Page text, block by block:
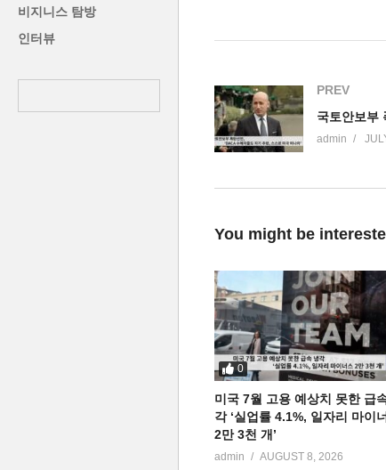
비지니스 탐방
인터뷰
PREV
admin
You might be
0
미국 7월 고용 예상치 못한 급
각 ‘실업률 4.1%, 일자리 마이
2만 3천 개’
admin AUGUST 8, 2026